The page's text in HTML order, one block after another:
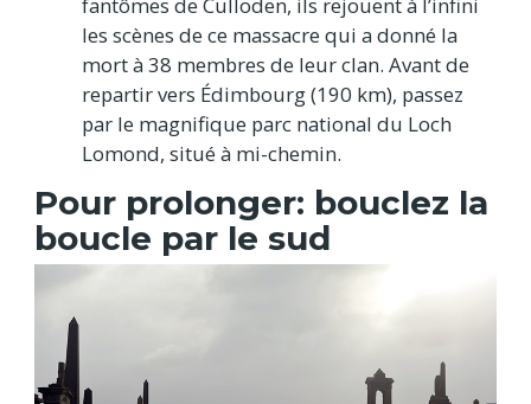
les scènes de ce massacre qui a donné la
mort à 38 membres de leur clan. Avant de
repartir vers Édimbourg (190 km), passez
par le magnifique parc national du Loch
Lomond, situé à mi-chemin.
Pour prolonger: bouclez la
boucle par le sud